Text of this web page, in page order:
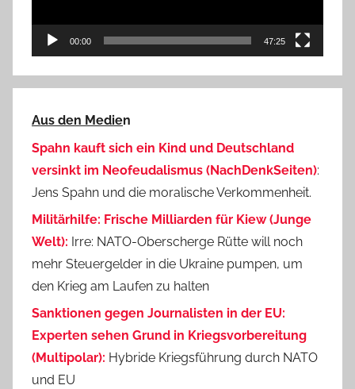
00:00 47:25
Aus den Medien
Spahn kauft sich ein Kind und Deutschland
versinkt im Neofeudalismus (NachDenkSeiten):
Jens Spahn und die moralische Verkommenheit.
Militärhilfe: Frische Milliarden für Kiew (Junge
Welt): Irre: NATO-Oberscherge Rütte will noch
mehr Steuergelder in die Ukraine pumpen, um
den Krieg am Laufen zu halten
Sanktionen gegen Journalisten in der EU:
Experten sehen Grund in Kriegsvorbereitung
(Multipolar): Hybride Kriegsführung durch NATO
und EU